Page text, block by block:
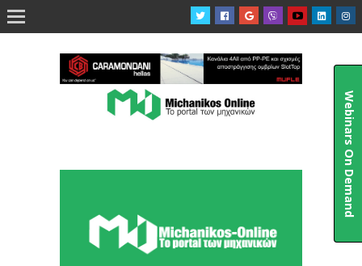

Webinars On Demand